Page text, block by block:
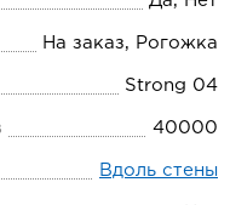
На заказ, Рогожка
Strong 04
40000
Вдоль стены